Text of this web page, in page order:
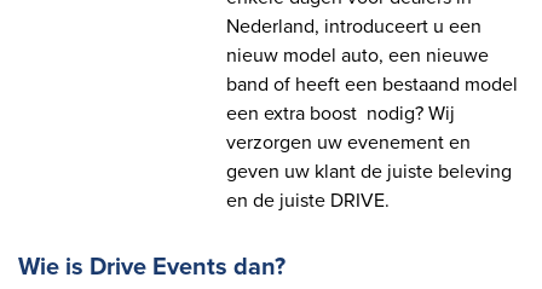
Nederland, introduceert u een
nieuw model auto, een nieuwe
band of heeft een bestaand model
een extra boost nodig? Wij
verzorgen uw evenement en
geven uw klant de juiste beleving
en de juiste DRIVE.
Wie is Drive Events dan?